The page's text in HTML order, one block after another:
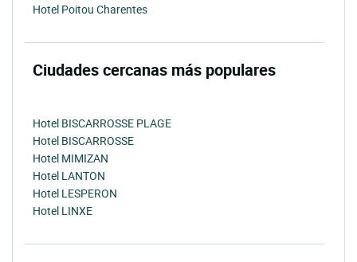
Hotel Poitou Charentes
Ciudades cercanas más populares
Hotel BISCARROSSE PLAGE
Hotel BISCARROSSE
Hotel MIMIZAN
Hotel LANTON
Hotel LESPERON
Hotel LINXE